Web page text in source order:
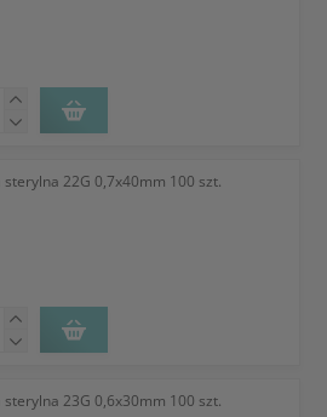
sterylna 22G 0,7x40mm 100 szt.
sterylna 23G 0,6x30mm 100 szt.